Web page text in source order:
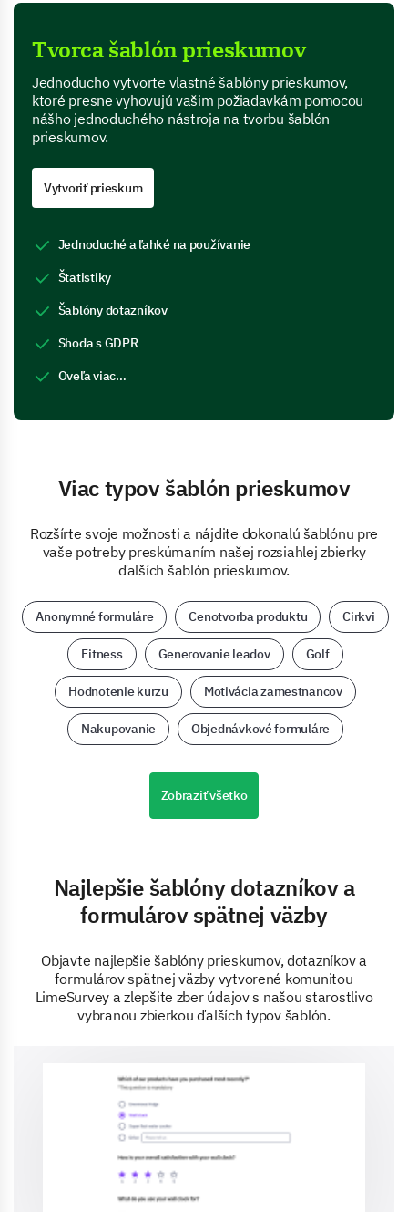
Tvorca šablón prieskumov
Jednoducho vytvorte vlastné šablóny prieskumov,
ktoré presne vyhovujú vašim požiadavkám pomocou
nášho jednoduchého nástroja na tvorbu šablón
prieskumov.
Vytvoriť prieskum
Jednoduché a ľahké na používanie
Štatistiky
Šablóny dotazníkov
Shoda s GDPR
Oveľa viac…
Viac typov šablón prieskumov
Rozšírte svoje možnosti a nájdite dokonalú šablónu pre
vaše potreby preskúmaním našej rozsiahlej zbierky
ďalších šablón prieskumov.
Anonymné formuláre Cenotvorba produktu Cirkvi
Fitness Generovanie leadov Golf
Hodnotenie kurzu Motivácia zamestnancov
Nakupovanie Objednávkové formuláre
Zobraziť všetko
Najlepšie šablóny dotazníkov a
formulárov spätnej väzby
Objavte najlepšie šablóny prieskumov, dotazníkov a
formulárov spätnej väzby vytvorené komunitou
LimeSurvey a zlepšite zber údajov s našou starostlivo
vybranou zbierkou ďalších typov šablón.